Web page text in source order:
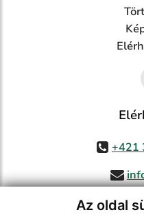
Az oldal
+421